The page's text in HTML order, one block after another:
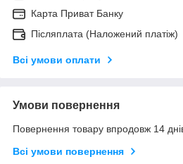
Карта Приват Банку
Післяплата (Наложений платіж)
Всі умови оплати
Умови повернення
Повернення товару впродовж 14
Всі умови повернення